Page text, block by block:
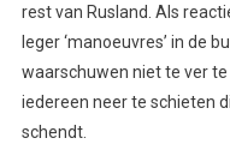
rest van Rusland. Als
leger ‘manoeuvres’ in de
waarschuwen niet te ver
iedereen neer te schieten
schendt.